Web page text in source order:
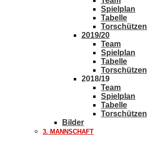
Spielplan
Tabelle
Torschützen
2019/20
Team
Spielplan
Tabelle
Torschützen
2018/19
Team
Spielplan
Tabelle
Torschützen
Bilder
3. MANNSCHAFT